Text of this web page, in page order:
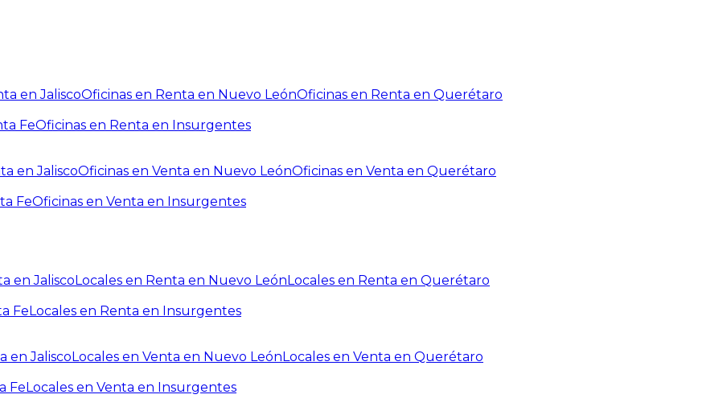
en JaliscoOficinas en Renta en Nuevo LeónOficinas en Renta en Querétaro
FeOficinas en Renta en Insurgentes
en JaliscoOficinas en Venta en Nuevo LeónOficinas en Venta en Querétaro
FeOficinas en Venta en Insurgentes
en JaliscoLocales en Renta en Nuevo LeónLocales en Renta en Querétaro
FeLocales en Renta en Insurgentes
en JaliscoLocales en Venta en Nuevo LeónLocales en Venta en Querétaro
FeLocales en Venta en Insurgentes